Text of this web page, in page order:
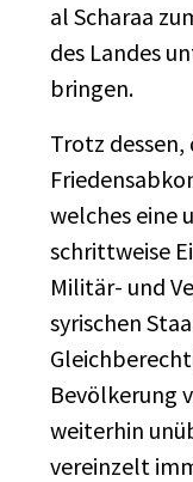
al Scharaa
des Landes
bringen.
Trotz dessen,
welches eine
schrittweise
Militär- und
syrischen
Bevölkerung
weiterhin
vereinzelt